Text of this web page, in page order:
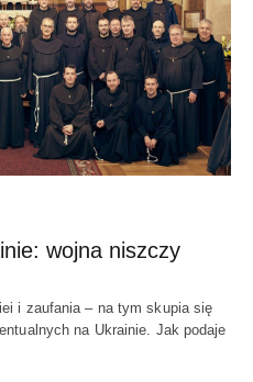
wojna niszczy
i zaufania – na tym skupia się
na Ukrainie. Jak podaje